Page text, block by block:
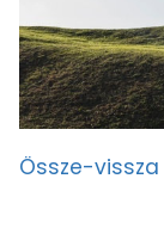
Össze-vissza